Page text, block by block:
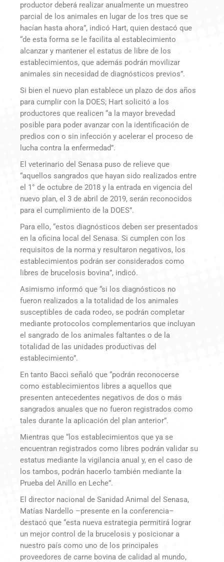
productor deberá realizar anualmente un muestreo
parcial de los animales en lugar de los tres que se
hacían hasta ahora”, indicó Hart, quien destacó que
“de esta forma se le facilita al establecimiento
alcanzar y mantener el estatus de libre de los
establecimientos, que además podrán movilizar
animales sin necesidad de diagnósticos previos”.
Si bien el nuevo plan establece un plazo de dos años
para cumplir con la DOES; Hart solicitó a los
productores que realicen “a la mayor brevedad
posible para poder avanzar con la identificación de
predios con o sin infección y acelerar el proceso de
lucha contra la enfermedad”.
El veterinario del Senasa puso de relieve que
“aquellos sangrados que hayan sido realizados entre
el 1° de octubre de 2018 y la entrada en vigencia del
nuevo plan, el 3 de abril de 2019, serán reconocidos
para el cumplimiento de la DOES”.
Para ello, “estos diagnósticos deben ser presentados
en la oficina local del Senasa. Si cumplen con los
requisitos de la norma y resultaron negativos, los
establecimientos podrán ser considerados como
libres de brucelosis bovina”, indicó.
Asimismo informó que “si los diagnósticos no
fueron realizados a la totalidad de los animales
susceptibles de cada rodeo, se podrán completar
mediante protocolos complementarios que incluyan
el sangrado de los animales faltantes o de la
totalidad de las unidades productivas del
establecimiento”.
En tanto Bacci señaló que “podrán reconocerse
como establecimientos libres a aquellos que
presenten antecedentes negativos de dos o más
sangrados anuales que no fueron registrados como
tales durante la aplicación del plan anterior”.
Mientras que “los establecimientos que ya se
encuentran registrados como libres podrán validar su
estatus mediante la vigilancia anual y, en el caso de
los tambos, podrán hacerlo también mediante la
Prueba del Anillo en Leche”.
El director nacional de Sanidad Animal del Senasa,
Matías Nardello –presente en la conferencia–
destacó que “esta nueva estrategia permitirá lograr
un mejor control de la brucelosis y posicionar a
nuestro país como uno de los principales
proveedores de carne bovina de calidad al mundo,